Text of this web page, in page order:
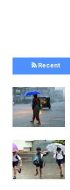
Recent